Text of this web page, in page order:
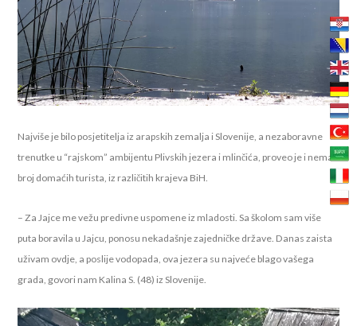
Najviše je bilo posjetitelja iz arapskih zemalja i Slovenije, a nezaboravne
trenutke u “rajskom” ambijentu Plivskih jezera i mlinčića, proveo je i nemali
broj domaćih turista, iz različitih krajeva BiH.
– Za Jajce me vežu predivne uspomene iz mladosti. Sa školom sam više
puta boravila u Jajcu, ponosu nekadašnje zajedničke države. Danas zaista
uživam ovdje, a poslije vodopada, ova jezera su najveće blago vašega
grada, govori nam Kalina S. (48) iz Slovenije.